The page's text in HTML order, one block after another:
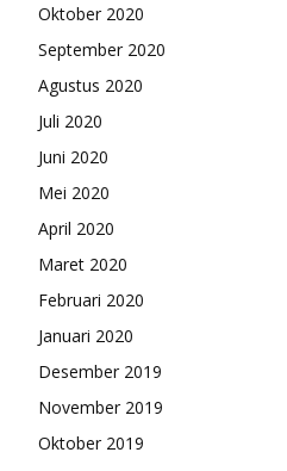
Oktober 2020
September 2020
Agustus 2020
Juli 2020
Juni 2020
Mei 2020
April 2020
Maret 2020
Februari 2020
Januari 2020
Desember 2019
November 2019
Oktober 2019